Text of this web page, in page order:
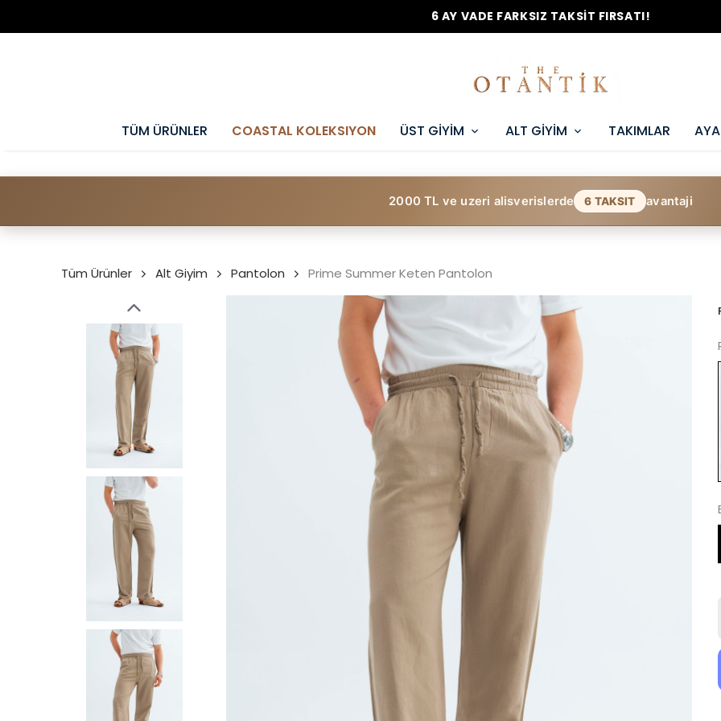
6 AY VADE FARKSIZ TAKSİT FIRSATI!
TÜM ÜRÜNLER COASTAL KOLEKSIYON ÜST GİYİM ALT GİYİM TAKIMLAR
2000 TL ve uzeri alisverislerde 6 TAKSIT avantaji
Tüm Ürünler Alt Giyim Pantolon Prime Summer Keten Pantolon